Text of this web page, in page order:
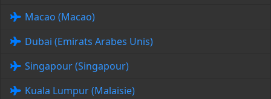
Macao (Macao)
Dubai (Emirats Arabes Unis)
Singapour (Singapour)
Kuala Lumpur (Malaisie)